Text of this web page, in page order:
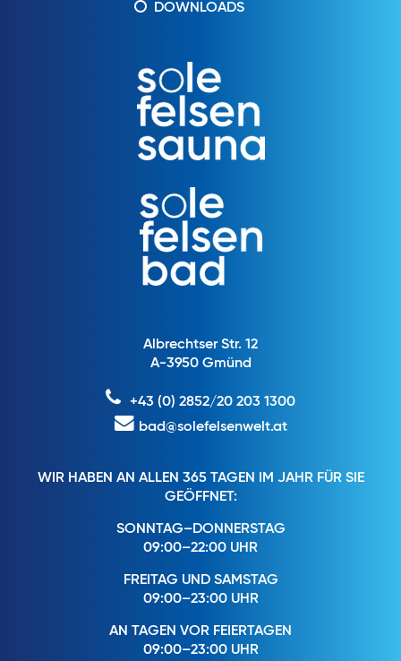
DOWNLOADS
Albrechtser Str. 12
A-3950 Gmünd
+43 (0) 2852/20 203 1300
bad@solefelsenwelt.at
WIR HABEN AN ALLEN 365 TAGEN IM JAHR FÜR SIE
GEÖFFNET:
SONNTAG–DONNERSTAG
09:00–22:00 UHR
FREITAG UND SAMSTAG
09:00–23:00 UHR
AN TAGEN VOR FEIERTAGEN
09:00–23:00 UHR